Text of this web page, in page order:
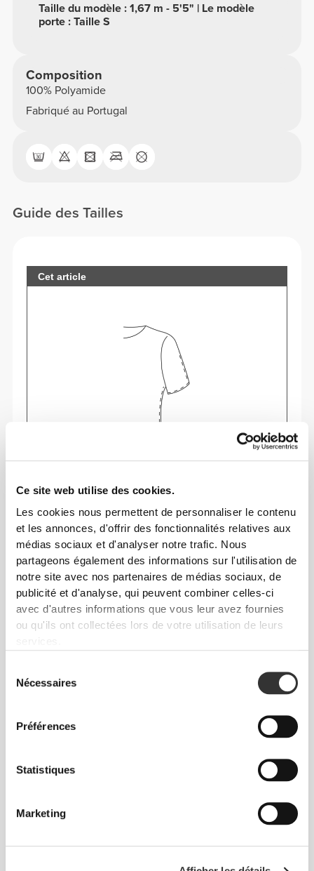
Ce site web utilise des cookies.
Les cookies nous permettent de personnaliser le contenu
et les annonces, d'offrir des fonctionnalités relatives aux
médias sociaux et d'analyser notre trafic. Nous
partageons également des informations sur l'utilisation de
notre site avec nos partenaires de médias sociaux, de
publicité et d'analyse, qui peuvent combiner celles-ci
avec d'autres informations que vous leur avez fournies
ou qu'ils ont collectées lors de votre utilisation de leurs
Nécessaires
Préférences
Statistiques
Marketing
Taille du modèle : 1,67 m - 5'5" | Le modèle
porte : Taille S
Composition
100% Polyamide
Fabriqué au Portugal
Guide des Tailles
Cet article
Sens ton corps à chaque mouvement. Cette
coupe ajustée souligne ta silhouette.
telle est la devise.